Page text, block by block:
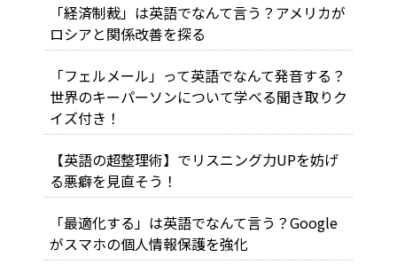
「経済制裁」は英語でなんて言う？アメリカが
ロシアと関係改善を探る
「フェルメール」って英語でなんて発音する？
世界のキーパーソンについて学べる聞き取りク
イズ付き！
【英語の超整理術】でリスニング力UPを妨げ
る悪癖を見直そう！
「最適化する」は英語でなんて言う？Google
がスマホの個人情報保護を強化